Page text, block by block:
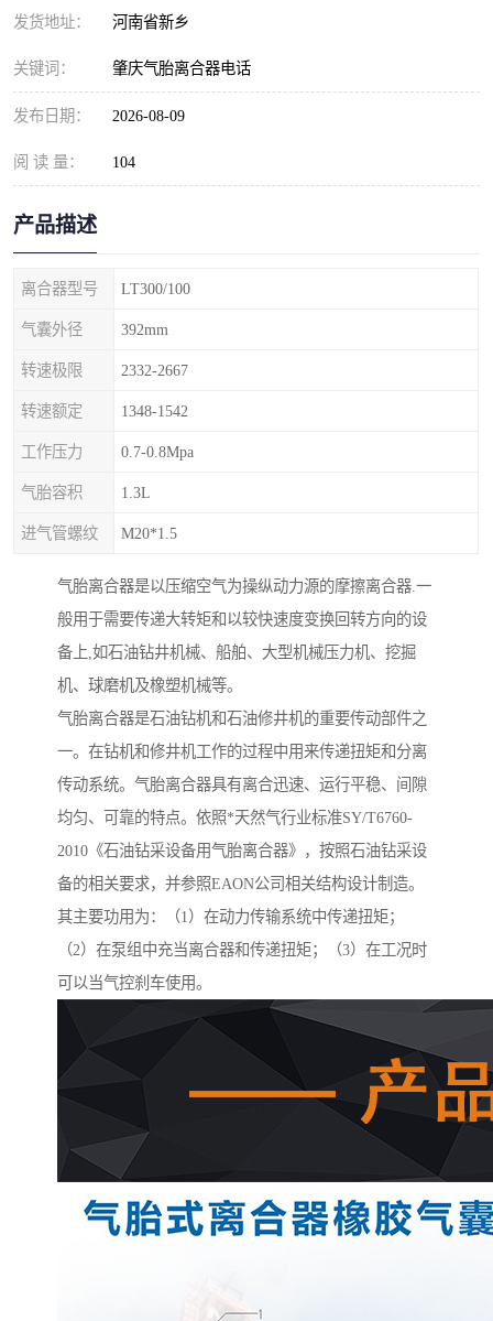
发货地址： 河南省新乡
关键词： 肇庆气胎离合器电话
发布日期： 2026-08-09
阅 读 量： 104
产品描述
离合器型号 LT300/100
气囊外径 392mm
转速极限 2332-2667
转速额定 1348-1542
工作压力 0.7-0.8Mpa
气胎容积 1.3L
进气管螺纹 M20*1.5
气胎离合器是以压缩空气为操纵动力源的摩擦离合器.一
般用于需要传递大转矩和以较快速度变换回转方向的设
备上,如石油钻井机械、船舶、大型机械压力机、挖掘
机、球磨机及橡塑机械等。
气胎离合器是石油钻机和石油修井机的重要传动部件之
一。在钻机和修井机工作的过程中用来传递扭矩和分离
传动系统。气胎离合器具有离合迅速、运行平稳、间隙
均匀、可靠的特点。依照*天然气行业标准SY/T6760-
2010《石油钻采设备用气胎离合器》，按照石油钻采设
备的相关要求，并参照EAON公司相关结构设计制造。
其主要功用为：（1）在动力传输系统中传递扭矩；
（2）在泵组中充当离合器和传递扭矩；（3）在工况时
可以当气控刹车使用。